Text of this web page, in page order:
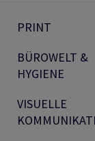
PRINT
BÜROWELT &
HYGIENE
VISUELLE